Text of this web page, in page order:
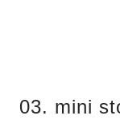
03. mini